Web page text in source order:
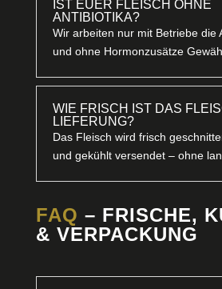
IST EUER FLEISCH OHNE
ANTIBIOTIKA?
Wir arbeiten nur mit Betriebe die
und ohne Hormonzusätze
WIE FRISCH IST DAS
LIEFERUNG?
Das Fleisch wird frisch
und gekühlt versendet – ohne
FAQ – FRISCHE,
& VERPACKUNG